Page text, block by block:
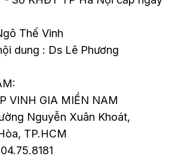
Thế Vinh
dung : Ds Lê Phương
VINH GIA MIỀN NAM
Nguyễn Xuân Khoát,
TP.HCM